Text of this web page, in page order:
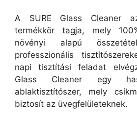
A SURE Glass Cleaner
termékkör tagja, mely
növényi alapú
professzionális
napi tisztítási feladat
Glass Cleaner egy
ablaktisztítószer, mely
biztosít az üvegfelületeknek.